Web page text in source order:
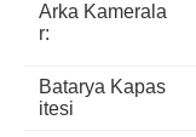
Arka Kamerala
r:
Batarya Kapas
itesi